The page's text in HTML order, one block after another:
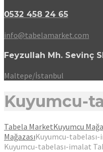
0532 458 24 65
info@tabelamarket.com
Feyzullah Mh. Sevinç
Maltepe/İstanbul
Kuyumcu-
Tabela MarketKuyumcu
MağazasıKuyumcu-
Kuyumcu-tabelası-imalat